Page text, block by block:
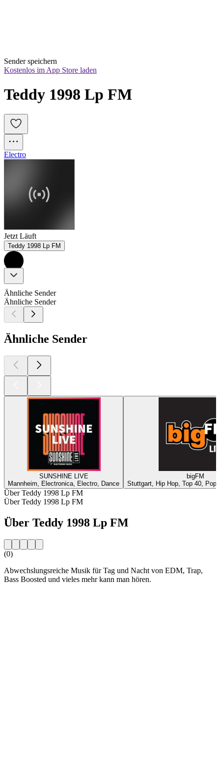
Sender speichern
Kostenlos im App Store laden
Teddy 1998 Lp FM
Electro
Jetzt Läuft
Teddy 1998 Lp FM
Ähnliche Sender
Ähnliche Sender
Ähnliche Sender
SUNSHINE LIVE
Mannheim, Electronica, Electro, Dance
bigFM
Stuttgart, Hip Hop, Top 40,
Über Teddy 1998 Lp FM
Über Teddy 1998 Lp FM
Über Teddy 1998 Lp FM
(0)
Abwechslungsreiche Musik für Tag und Nacht von EDM, Trap,
Bass Boosted und vieles mehr kann man hören.